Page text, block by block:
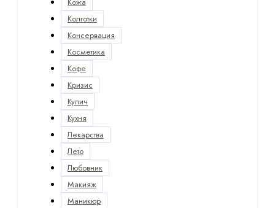
Кожа
Колготки
Консервация
Косметика
Кофе
Кризис
Кулич
Кухня
Лекарства
Лето
Любовник
Макияж
Маникюр